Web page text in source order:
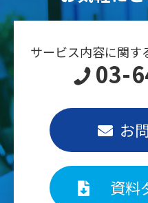
サービス内容に関す
03-
お
資料